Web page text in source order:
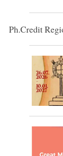
Ph.Credit